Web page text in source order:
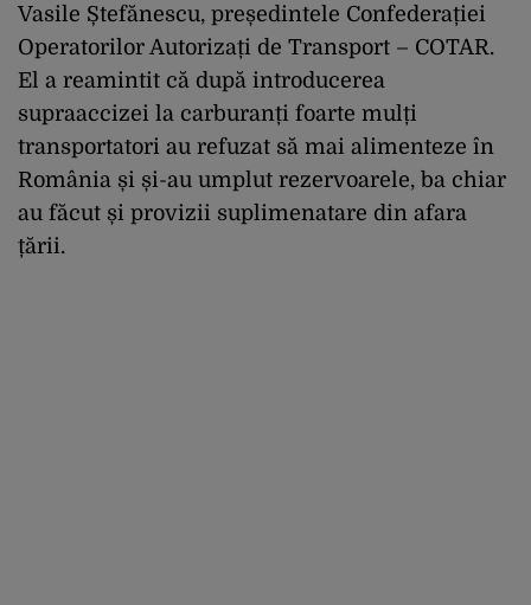
Vasile Ștefănescu, președintele Confederației
Operatorilor Autorizați de Transport – COTAR.
El a reamintit că după introducerea
supraaccizei la carburanți foarte mulți
transportatori au refuzat să mai alimenteze în
România și și-au umplut rezervoarele, ba chiar
au făcut și provizii suplimenatare din afara
țării.